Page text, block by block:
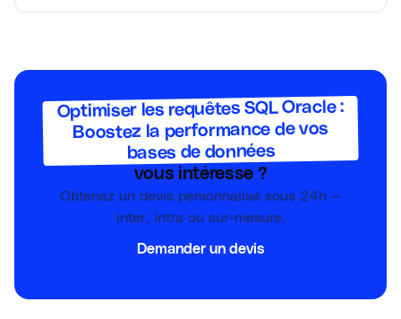
Optimiser les requêtes SQL Oracle :
Boostez la performance de vos
bases de données
vous intéresse ?
Obtenez un devis personnalisé sous 24h —
inter, intra ou sur-mesure.
Demander un devis